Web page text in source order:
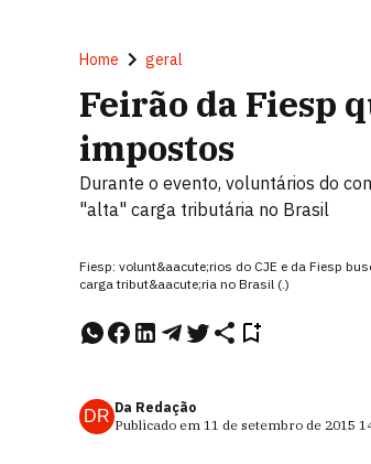
Home geral
Feirão da Fiesp
impostos
Durante o evento, voluntários do
"alta" carga tributária no Brasil
Fiesp: volunt&aacute;rios do CJE e da Fiesp
carga tribut&aacute;ria no Brasil (.)
DR Da Redação
Publicado em 11 de setembro de 2015